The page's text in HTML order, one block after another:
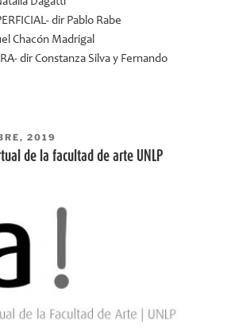
dir Pablo Rabe
Chacón Madrigal
dir Constanza Silva y Fernando
2019
de la facultad de arte UNLP